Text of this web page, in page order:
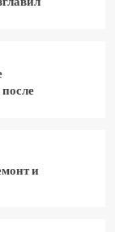
и